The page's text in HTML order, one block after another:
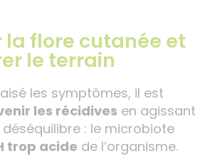
la flore cutanée et
le terrain
les symptômes, il est
les récidives en agissant
déséquilibre : le microbiote
trop acide de l’organisme.